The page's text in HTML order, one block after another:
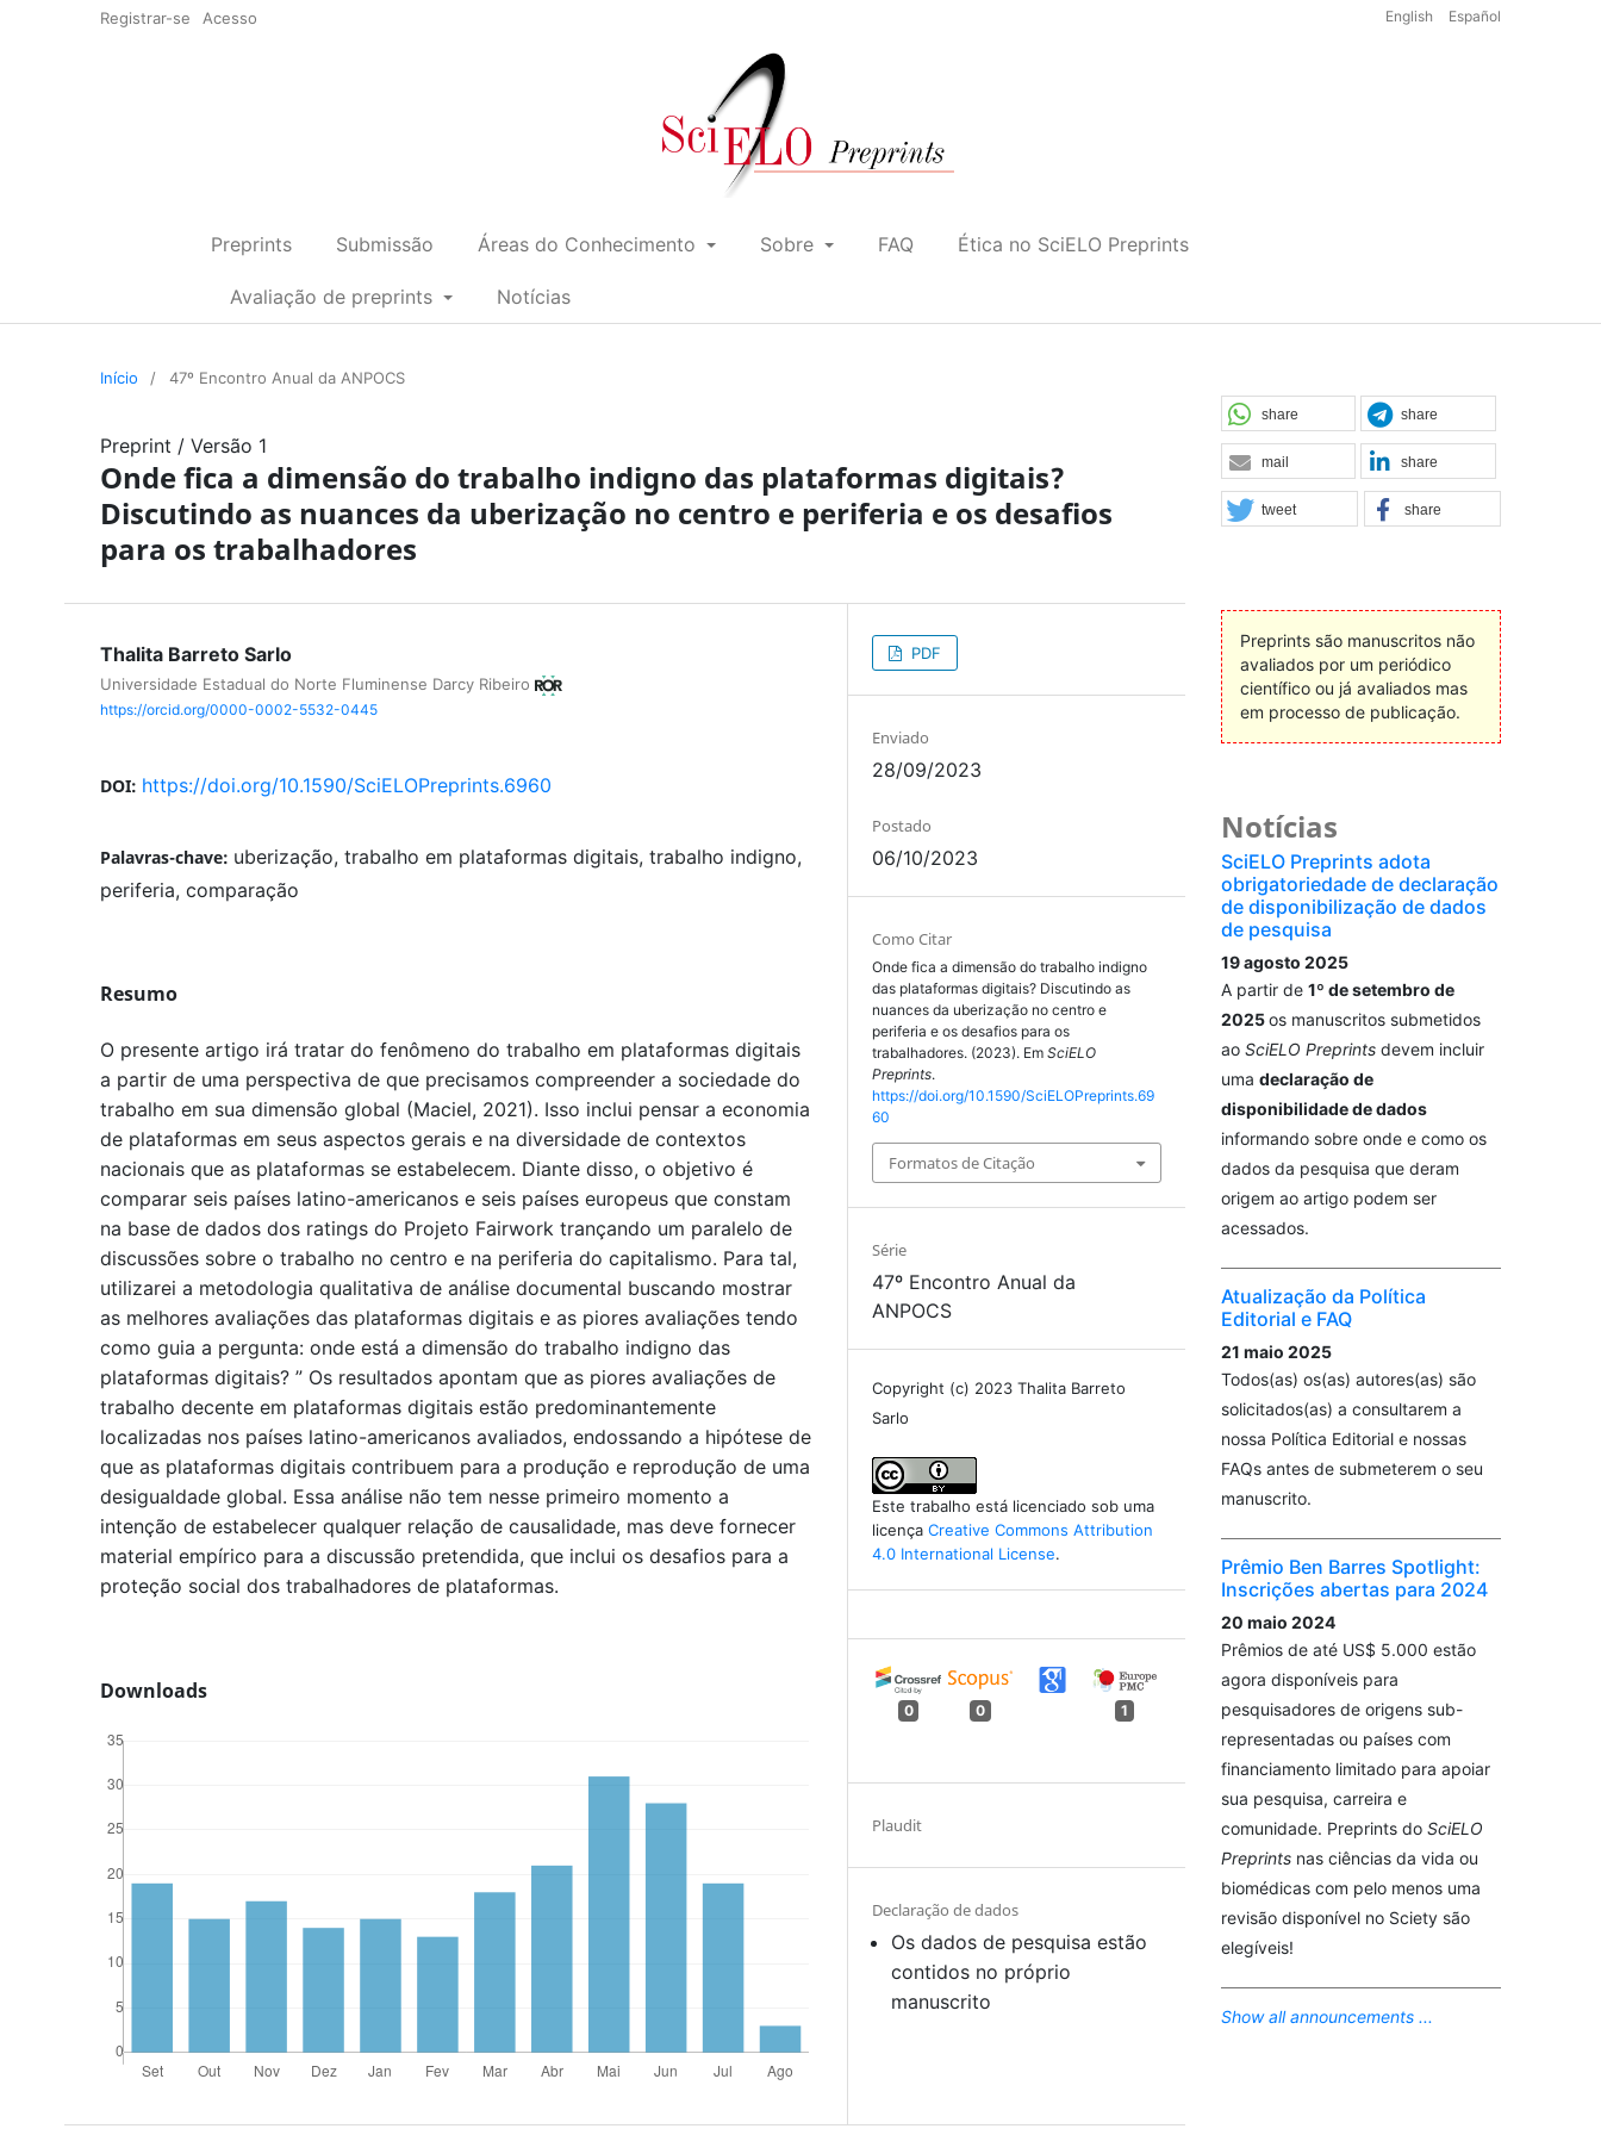
Registrar-se Acesso English Español
Preprints Submissão Áreas do Conhecimento Sobre FAQ Ética no SciELO Preprints
Avaliação de preprints Notícias
Início / 47º Encontro Anual da ANPOCS
Preprint / Versão 1
Onde fica a dimensão do trabalho indigno das plataformas digitais?
Discutindo as nuances da uberização no centro e periferia e os desafios
para os trabalhadores
Thalita Barreto Sarlo
Universidade Estadual do Norte Fluminense Darcy Ribeiro
https://orcid.org/0000-0002-5532-0445
DOI: https://doi.org/10.1590/SciELOPreprints.6960
Palavras-chave: uberização, trabalho em plataformas digitais, trabalho indigno,
periferia, comparação
Resumo
O presente artigo irá tratar do fenômeno do trabalho em plataformas digitais
a partir de uma perspectiva de que precisamos compreender a sociedade do
trabalho em sua dimensão global (Maciel, 2021). Isso inclui pensar a economia
de plataformas em seus aspectos gerais e na diversidade de contextos
nacionais que as plataformas se estabelecem. Diante disso, o objetivo é
comparar seis países latino-americanos e seis países europeus que constam
na base de dados dos ratings do Projeto Fairwork trançando um paralelo de
discussões sobre o trabalho no centro e na periferia do capitalismo. Para tal,
utilizarei a metodologia qualitativa de análise documental buscando mostrar
as melhores avaliações das plataformas digitais e as piores avaliações tendo
como guia a pergunta: onde está a dimensão do trabalho indigno das
plataformas digitais? ” Os resultados apontam que as piores avaliações de
trabalho decente em plataformas digitais estão predominantemente
localizadas nos países latino-americanos avaliados, endossando a hipótese de
que as plataformas digitais contribuem para a produção e reprodução de uma
desigualdade global. Essa análise não tem nesse primeiro momento a
intenção de estabelecer qualquer relação de causalidade, mas deve fornecer
material empírico para a discussão pretendida, que inclui os desafios para a
proteção social dos trabalhadores de plataformas.
Downloads
PDF
Enviado
28/09/2023
Postado
06/10/2023
Como Citar
Onde fica a dimensão do trabalho indigno
das plataformas digitais? Discutindo as
nuances da uberização no centro e
periferia e os desafios para os
trabalhadores. (2023). EmSciELO
Preprints.
https://doi.org/10.1590/SciELOPreprints.69
60
Formatos de Citação
Série
47º Encontro Anual da
ANPOCS
Copyright (c) 2023 Thalita Barreto
Sarlo
Este trabalho está licenciado sob uma
licençaCreative Commons Attribution
4.0 International License.
0 0 1
Plaudit
Declaração de dados
Os dados de pesquisa estão
contidos no próprio
manuscrito
share share
mail share
tweet share
Preprints são manuscritos não
avaliados por um periódico
científico ou já avaliados mas
em processo de publicação.
Notícias
SciELO Preprints adota
obrigatoriedade de declaração
de disponibilização de dados
de pesquisa
19 agosto 2025
A partir de 1º de setembro de
2025os manuscritos submetidos
ao SciELO Preprintsdevem incluir
uma declaração de
disponibilidade de dados
informando sobre onde e como os
dados da pesquisa que deram
origem ao artigo podem ser
acessados.
Atualização da Política
Editorial e FAQ
21 maio 2025
Todos(as) os(as) autores(as) são
solicitados(as) a consultarem a
nossa Política Editorial e nossas
FAQs antes de submeterem o seu
manuscrito.
Prêmio Ben Barres Spotlight:
Inscrições abertas para 2024
20 maio 2024
Prêmios de até US$ 5.000 estão
agora disponíveis para
pesquisadores de origens sub-
representadas ou países com
financiamento limitado para apoiar
sua pesquisa, carreira e
comunidade. Preprints do SciELO
Preprintsnas ciências da vida ou
biomédicas com pelo menos uma
revisão disponível no Sciety são
elegíveis!
Show all announcements ...